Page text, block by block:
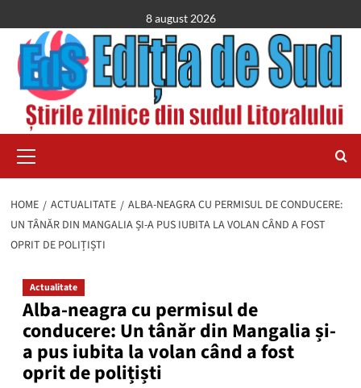
to
content
8 august 2026
Menu
HOME ACTUALITATE
ALBA-NEAGRA CU PERMISUL DE CONDUCERE:
UN TÂNĂR DIN MANGALIA ȘI-A PUS IUBITA LA VOLAN CÂND A FOST
OPRIT DE POLIȚIȘTI
Actualitate
Alba-neagra cu permisul de
conducere: Un tânăr din Mangalia și-
a pus iubita la volan când a fost
oprit de polițiști